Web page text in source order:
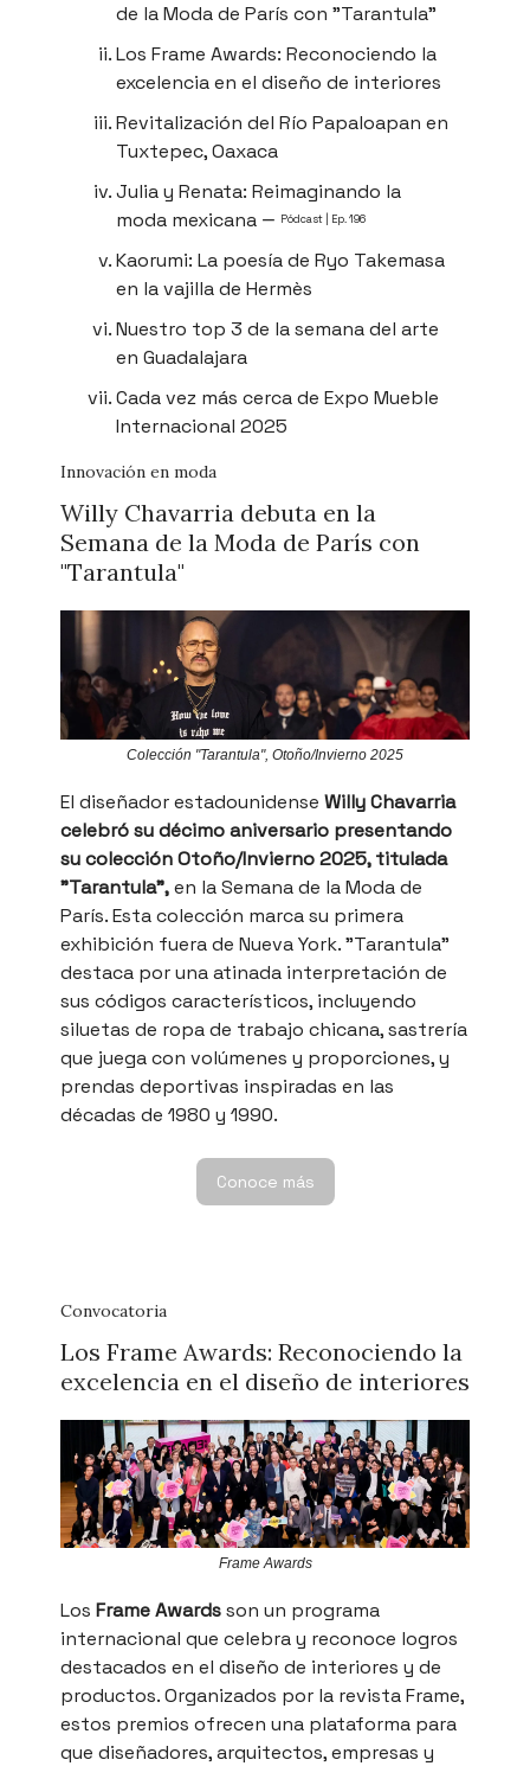
de la Moda de París con "Tarantula"
Los Frame Awards: Reconociendo la
excelencia en el diseño de interiores
Revitalización del Río Papaloapan en
Tuxtepec, Oaxaca
Julia y Renata: Reimaginando la
moda mexicana — Pódcast | Ep. 196
Kaorumi: La poesía de Ryo Takemasa
en la vajilla de Hermès
Nuestro top 3 de la semana del arte
en Guadalajara
Cada vez más cerca de Expo Mueble
Internacional 2025
Innovación en moda
Willy Chavarria debuta en la
Semana de la Moda de París con
"Tarantula"
Colección "Tarantula", Otoño/Invierno 2025
El diseñador estadounidense Willy Chavarria
celebró su décimo aniversario presentando
su colección Otoño/Invierno 2025, titulada
"Tarantula",en la Semana de la Moda de
París. Esta colección marca su primera
exhibición fuera de Nueva York. "Tarantula"
destaca por una atinada interpretación de
sus códigos característicos, incluyendo
siluetas de ropa de trabajo chicana, sastrería
que juega con volúmenes y proporciones, y
prendas deportivas inspiradas en las
décadas de 1980 y 1990.
Conoce más
Convocatoria
Los Frame Awards: Reconociendo la
excelencia en el diseño de interiores
Frame Awards
Los Frame Awardsson un programa
internacional que celebra y reconoce logros
destacados en el diseño de interiores y de
productos. Organizados por la revista Frame,
estos premios ofrecen una plataforma para
que diseñadores, arquitectos, empresas y